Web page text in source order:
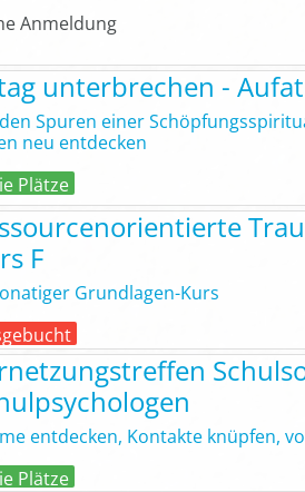
Anmeldung
unterbrechen -
Spuren einer
neu entdecken
Plätze
F
Grundlagen-Kurs
entdecken, Kontakte knüpfen,
Plätze